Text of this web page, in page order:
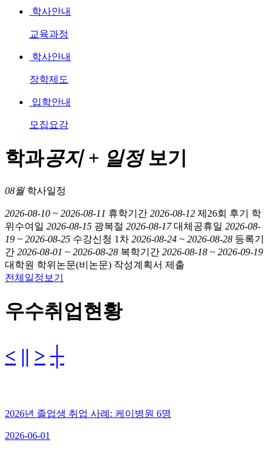
학사안내
교육과정
학사안내
장학제도
입학안내
모집요강
학과공지 + 일정보기
08월학사일정
2026-08-10 ~ 2026-08-11 휴학기간 2026-08-12 제26회 후기 학
위수여일 2026-08-15 광복절 2026-08-17대체공휴일 2026-08-
19 ~ 2026-08-25 수강신청 1차 2026-08-24 ~ 2026-08-28 등록기
간 2026-08-01 ~ 2026-08-28 복학기간 2026-08-18 ~ 2026-09-19
대학원 학위논문(비논문) 작성계획서 제출
전체일정보기
우수취업현황
< || > ┼
2026년 졸업생 취업 사례: 케이병원 6명
2026-06-01